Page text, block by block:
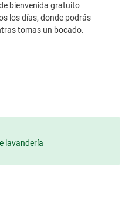
bienvenida gratuito
los días, donde podrás
tomas un bocado.
lavandería